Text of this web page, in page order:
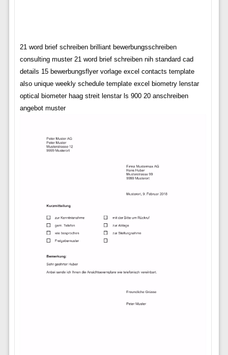
21 word brief schreiben brilliant bewerbungsschreiben
consulting muster 21 word brief schreiben nih standard cad
details 15 bewerbungsflyer vorlage excel contacts template
also unique weekly schedule template excel biometry lenstar
optical biometer haag streit lenstar ls 900 20 anschreiben
angebot muster